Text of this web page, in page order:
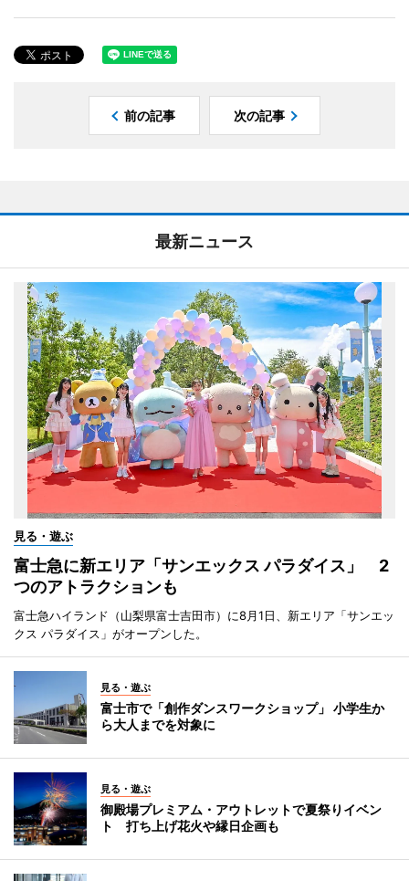
前の記事 次の記事
最新ニュース
見る・遊ぶ
富士急に新エリア「サンエックス パラダイス」 2
つのアトラクションも
富士急ハイランド（山梨県富士吉田市）に8月1日、新エリア「サンエッ
クス パラダイス」がオープンした。
見る・遊ぶ
富士市で「創作ダンスワークショップ」 小学生か
ら大人までを対象に
見る・遊ぶ
御殿場プレミアム・アウトレットで夏祭りイベン
ト 打ち上げ花火や縁日企画も